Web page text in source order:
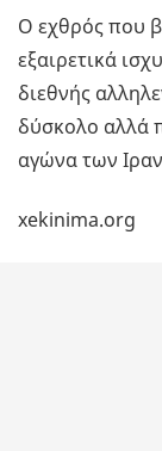
Ο εχθρός που
εξαιρετικά
διεθνής
δύσκολο αλλά
αγώνα των
xekinima.org